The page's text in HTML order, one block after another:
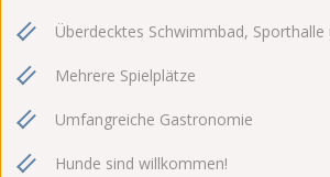
Überdecktes Schwimmbad, Sporthalle
Mehrere Spielplätze
Umfangreiche Gastronomie
Hunde sind willkommen!